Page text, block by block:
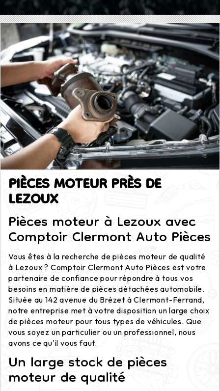
PIÈCES MOTEUR PRÈS DE
LEZOUX
Pièces moteur à Lezoux avec
Comptoir Clermont Auto Pièces
Vous êtes à la recherche de pièces moteur de qualité
à Lezoux ? Comptoir Clermont Auto Pièces est votre
partenaire de confiance pour répondre à tous vos
besoins en matière de pièces détachées automobile.
Située au 142 avenue du Brézet à Clermont-Ferrand,
notre entreprise met à votre disposition un large choix
de pièces moteur pour tous types de véhicules. Que
vous soyez un particulier ou un professionnel, nous
avons ce qu'il vous faut.
Un large stock de pièces
moteur de qualité